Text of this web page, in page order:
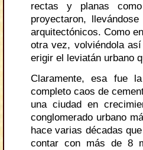
rectas y planas
proyectaron,
arquitectónicos. Como
otra vez, volviéndola
erigir el leviatán urbano
Claramente, esa fue
completo caos de
una ciudad en
conglomerado urbano
hace varias décadas
contar con más de 8